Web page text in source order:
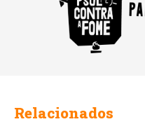
Relacionados